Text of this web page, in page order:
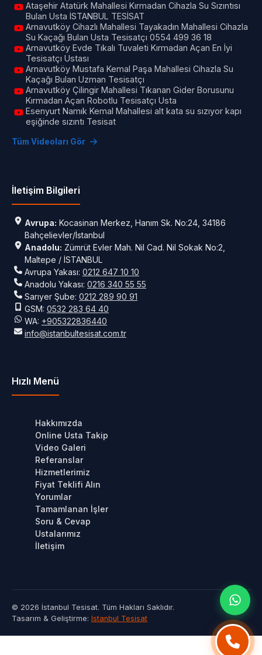
Ataşehir Atatürk Mahallesi Kırmadan Cihazla Su Sızıntısı
Bulan Usta İSTANBUL TESİSAT
Arnavutköy Cihazlı Mahallesi Tayakadın Mahallesi Cihazla
Su Kaçağı Bulan Usta Tesisatçı 0554 499 36 18
Arnavutköy Evde Tıkalı Tuvaleti Kırmadan Açan En İyi
Tesisatçı Ustası
Arnavutköy Mustafa Kemal Paşa Mahallesi Cihazla Su
Kaçağı Bulan Uzman Tesisatçı
Arnavutköy Çilingir Mahallesi Tıkanan Gider Borusunu
Kırmadan Açan Robotlu Tesisatçı Usta
Esenyurt Namık Kemal Mahallesi alt kata su sızıyor kapı
eşiğinde sızıntı Tesisat
Tüm Videoları Gör
İletişim Bilgileri
Avrupa: Kocasinan Merkez, Hanım Sk. No:24, 34186
Bahçelievler/İstanbul
Anadolu: Zümrüt Evler Mah. Nil Cad. Nil Sokak No:2,
Maltepe / İSTANBUL
Avrupa Yakası: 0212 647 10 10
Anadolu Yakası: 0216 340 55 55
Sarıyer Şube: 0212 289 90 91
GSM: 0532 283 64 40
WA: +905322836440
info@istanbultesisat.com.tr
Hızlı Menü
Hakkımızda
Online Usta Takip
Video Galeri
Referanslar
Hizmetlerimiz
Fiyat Teklifi Alın
Yorumlar
Tamamlanan İşler
Soru & Cevap
Ustalarımız
İletişim
© 2026 İstanbul Tesisat. Tüm Hakları Saklıdır.
Tasarım & Geliştirme: İstanbul Tesisat